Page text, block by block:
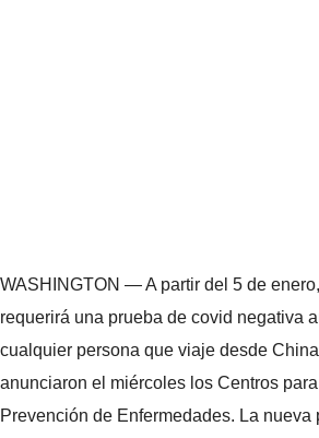
WASHINGTON — A partir del 5 de
requerirá una prueba de covid negativa
cualquier persona que viaje desde
anunciaron el miércoles los Centros
Prevención de Enfermedades. La nueva